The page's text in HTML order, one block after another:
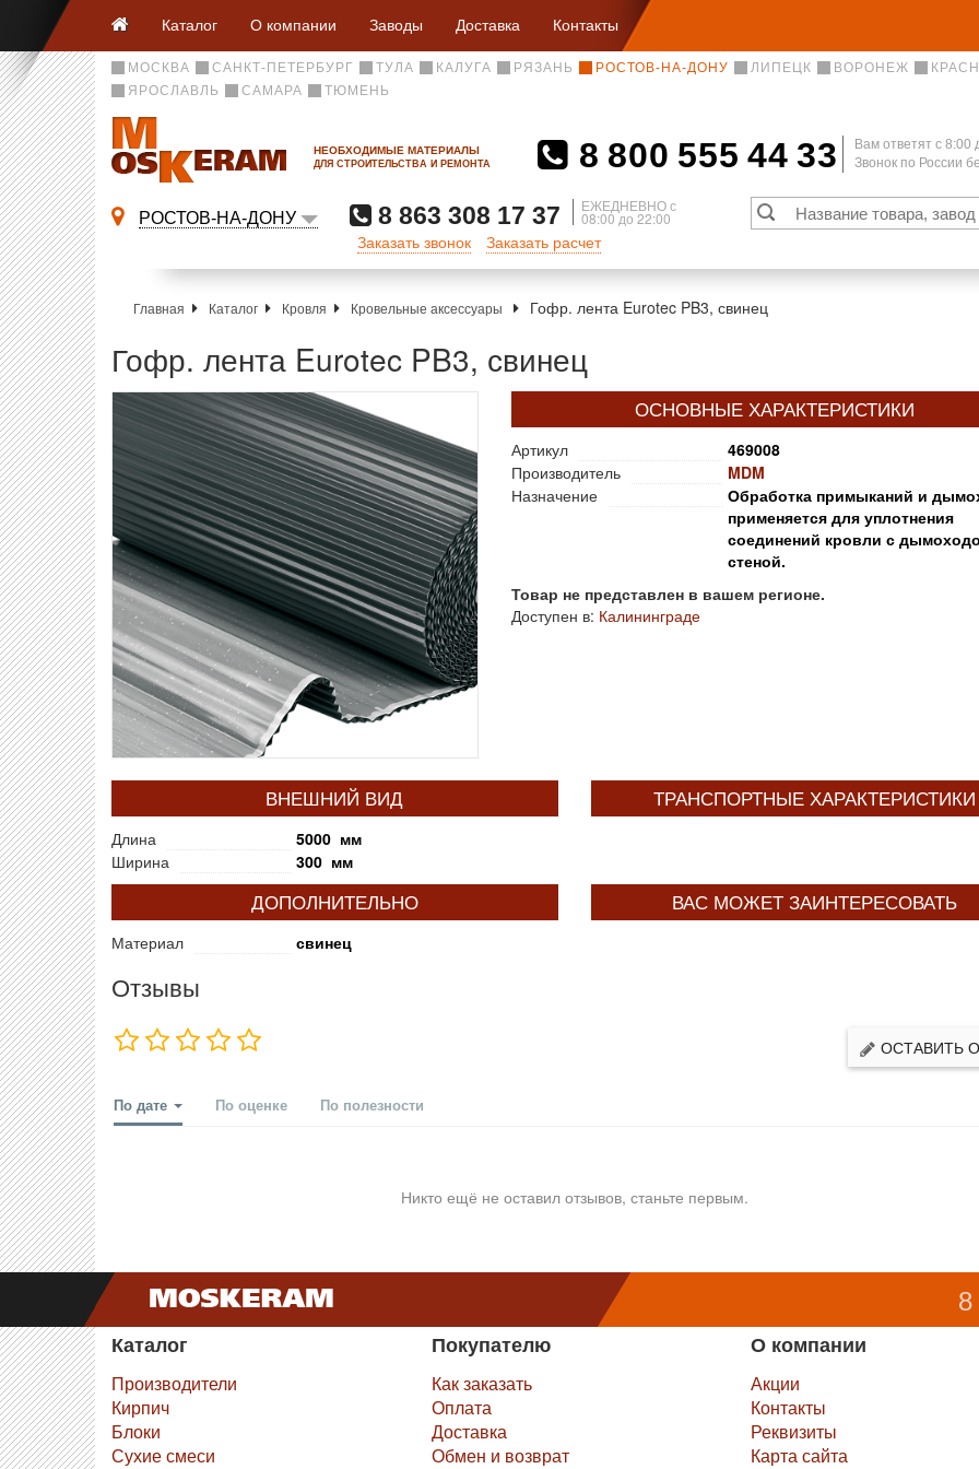
Каталог О компании Заводы Доставка Контакты
МОСКВА САНКТ-ПЕТЕРБУРГ ТУЛА КАЛУГА РЯЗАНЬ РОСТОВ-НА-ДОНУ ЛИПЕЦК ВОРОНЕЖ
ЯРОСЛАВЛЬ
САМАРА ТЮМЕНЬ
НЕОБХОДИМЫЕ МАТЕРИАЛЫ
ДЛЯ СТРОИТЕЛЬСТВА И РЕМОНТА 8 800 555 44 33
Вам ответят c 8:00
Звонок по России
РОСТОВ-НА-ДОНУ 8 863 308 17 37 ЕЖЕДНЕВНО с
08:00 до 22:00
Заказать звонок Заказать расчет
Главная Каталог Кровля Кровельные аксессуары Гофр. лента Eurotec PB3, свинец
Гофр. лента Eurotec PB3, свинец
ОСНОВНЫЕ ХАРАКТЕРИСТИКИ
Артикул
469008
Производитель
MDM
Назначение
Обработка примыканий и
применяется для уплотнения
соединений кровли с
стеной.
Товар не представлен в вашем регионе.
Доступен в: Калининграде
ВНЕШНИЙ ВИД
Длина
5000 мм
Ширина
300 мм
ТРАНСПОРТНЫЕ ХАРАКТЕРИСТИКИ
ДОПОЛНИТЕЛЬНО
Материал свинец
ВАС МОЖЕТ ЗАИНТЕРЕСОВАТЬ
Отзывы
ОСТАВИТЬ
По дате По оценке По полезности
Никто ещё не оставил отзывов, станьте первым.
8
Каталог
Производители
Кирпич
Блоки
Сухие смеси
Покупателю
Как заказать
Оплата
Доставка
Обмен и возврат
О компании
Акции
Контакты
Реквизиты
Карта сайта